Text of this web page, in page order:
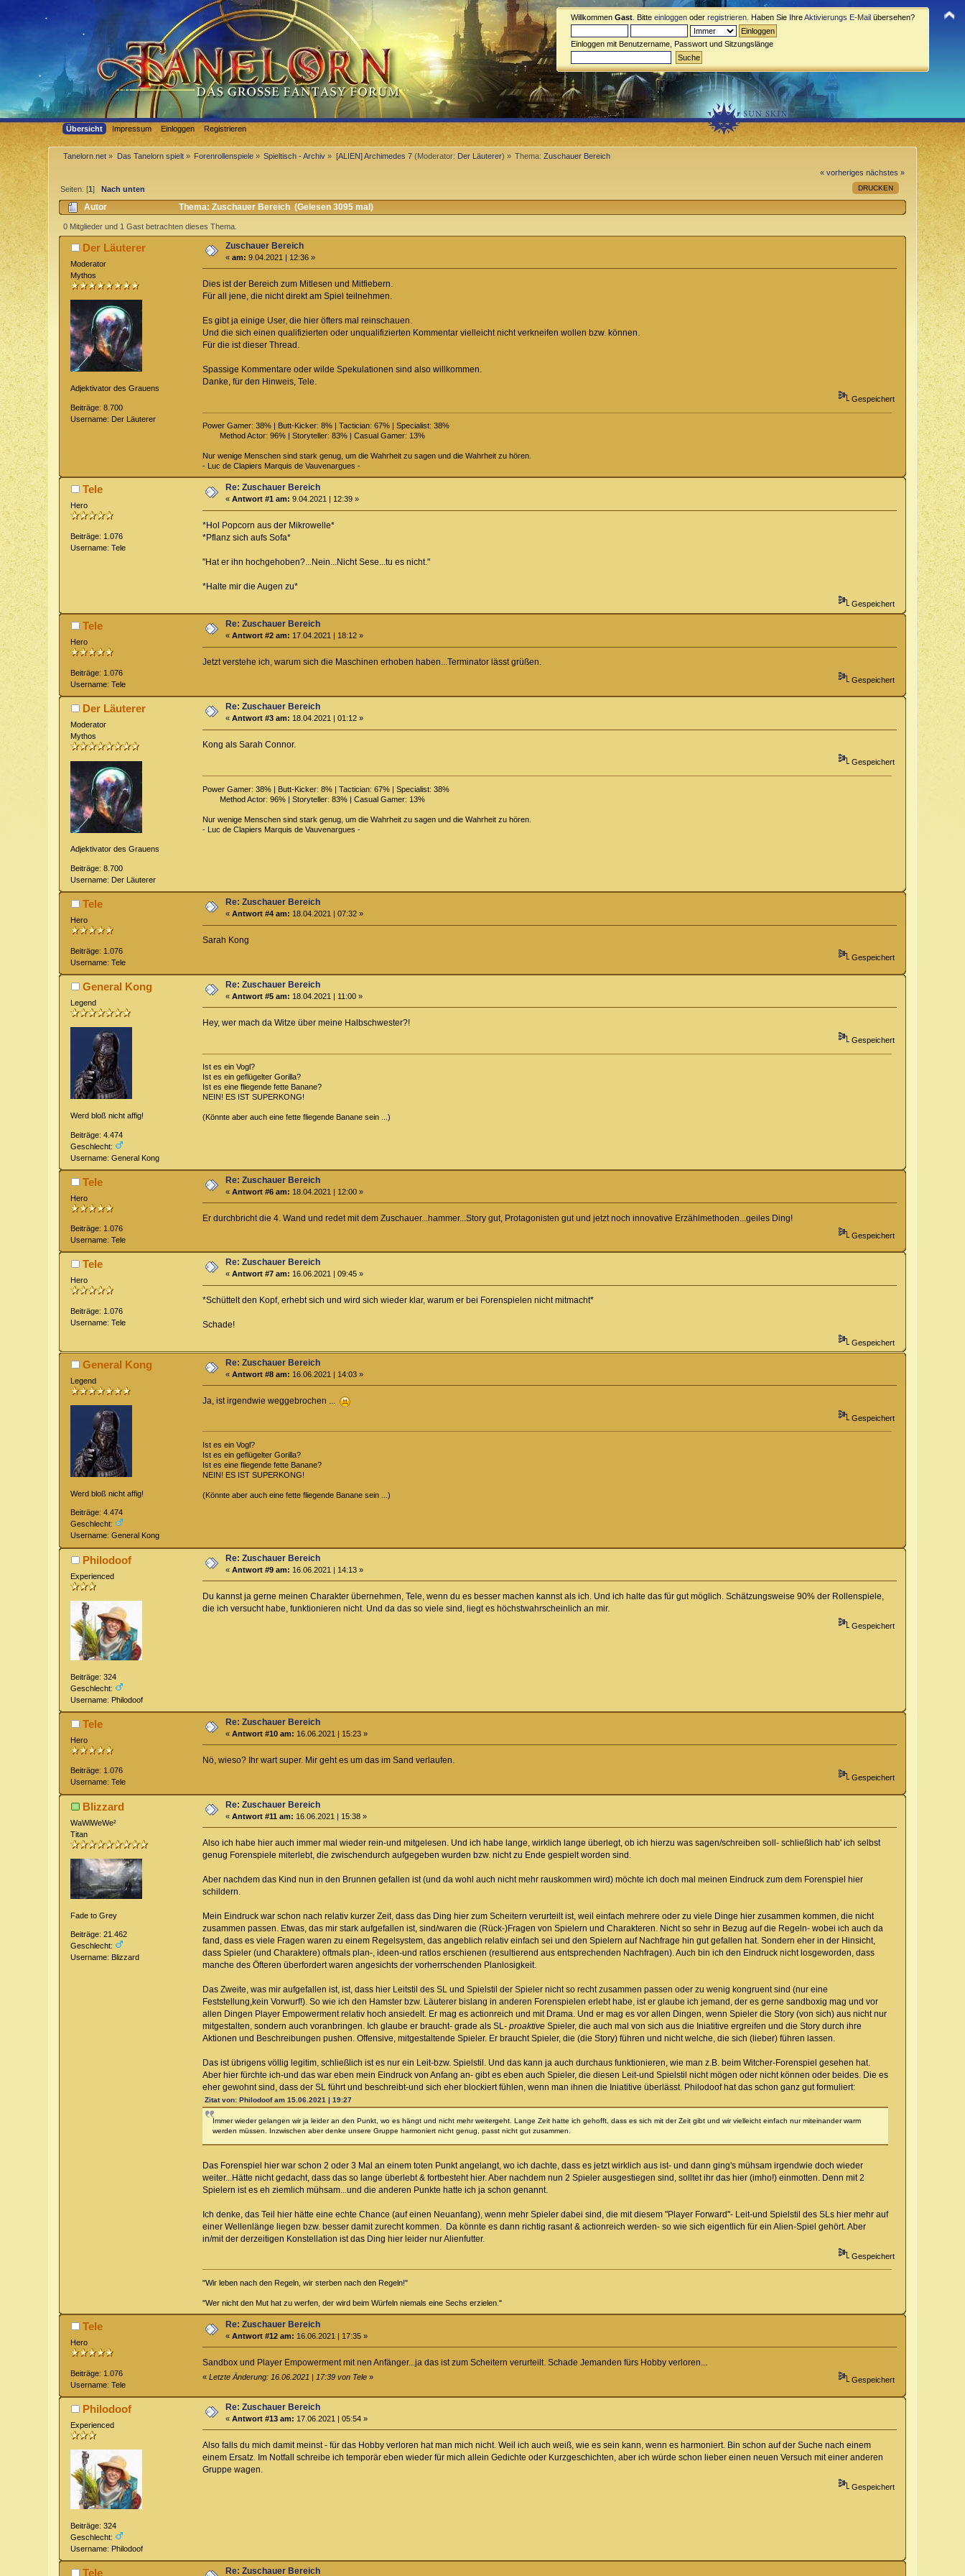
Willkommen Gast . Bitte einloggen oder registrieren . Haben Sie IhreAktivierungs E-Mail übersehen?
Einloggen mit Benutzername, Passwort und Sitzungslänge
Übersicht Impressum Einloggen Registrieren
Tanelorn.net » Das Tanelorn spielt» Forenrollenspiele » Spieltisch - Archiv » [ALIEN] Archimedes 7(Moderator: Der Läuterer) » Thema:Zuschauer Bereich
« vorheriges nächstes »
DRUCKEN
Seiten: [1]Nach unten
Autor Thema: Zuschauer Bereich (Gelesen 3095 mal)
0 Mitglieder und 1 Gast betrachten dieses Thema.
Der Läuterer
Moderator
Mythos
Adjektivator des Grauens
Beiträge: 8.700
Username: Der Läuterer
Zuschauer Bereich
«am: 9.04.2021 | 12:36 »
Dies ist der Bereich zum Mitlesen und Mitfiebern.
Für all jene, die nicht direkt am Spiel teilnehmen.
Es gibt ja einige User, die hier öfters mal reinschauen.
Und die sich einen qualifizierten oder unqualifizierten Kommentar vielleicht nicht verkneifen wollen bzw. können.
Für die ist dieser Thread.
Spassige Kommentare oder wilde Spekulationen sind also willkommen.
Danke, für den Hinweis, Tele.
Gespeichert
Power Gamer: 38% | Butt-Kicker: 8% | Tactician: 67% | Specialist: 38%
Method Actor: 96% | Storyteller: 83% | Casual Gamer: 13%
Nur wenige Menschen sind stark genug, um die Wahrheit zu sagen und die Wahrheit zu hören.
- Luc de Clapiers Marquis de Vauvenargues -
Tele
Hero
Beiträge: 1.076
Username: Tele
Re: Zuschauer Bereich
«Antwort #1 am: 9.04.2021 | 12:39 »
*Hol Popcorn aus der Mikrowelle*
*Pflanz sich aufs Sofa*
"Hat er ihn hochgehoben?...Nein...Nicht Sese...tu es nicht."
*Halte mir die Augen zu*
Gespeichert
Tele
Hero
Beiträge: 1.076
Username: Tele
Re: Zuschauer Bereich
«Antwort #2 am: 17.04.2021 | 18:12 »
Jetzt verstehe ich, warum sich die Maschinen erhoben haben...Terminator lässt grüßen.
Gespeichert
Der Läuterer
Moderator
Mythos
Adjektivator des Grauens
Beiträge: 8.700
Username: Der Läuterer
Re: Zuschauer Bereich
«Antwort #3 am: 18.04.2021 | 01:12 »
Kong als Sarah Connor.
Gespeichert
Power Gamer: 38% | Butt-Kicker: 8% | Tactician: 67% | Specialist: 38%
Method Actor: 96% | Storyteller: 83% | Casual Gamer: 13%
Nur wenige Menschen sind stark genug, um die Wahrheit zu sagen und die Wahrheit zu hören.
- Luc de Clapiers Marquis de Vauvenargues -
Tele
Hero
Beiträge: 1.076
Username: Tele
Re: Zuschauer Bereich
«Antwort #4 am: 18.04.2021 | 07:32 »
Sarah Kong
Gespeichert
General Kong
Legend
Werd bloß nicht affig!
Beiträge: 4.474
Geschlecht:
Username: General Kong
Re: Zuschauer Bereich
«Antwort #5 am: 18.04.2021 | 11:00 »
Hey, wer mach da Witze über meine Halbschwester?!
Gespeichert
Ist es ein Vogl?
Ist es ein geflügelter Gorilla?
Ist es eine fliegende fette Banane?
NEIN! ES IST SUPERKONG!
(Könnte aber auch eine fette fliegende Banane sein ...)
Tele
Hero
Beiträge: 1.076
Username: Tele
Re: Zuschauer Bereich
«Antwort #6 am: 18.04.2021 | 12:00 »
Er durchbricht die 4. Wand und redet mit dem Zuschauer...hammer...Story gut, Protagonisten gut und jetzt noch innovative Erzählmethoden...geiles Ding!
Gespeichert
Tele
Hero
Beiträge: 1.076
Username: Tele
Re: Zuschauer Bereich
«Antwort #7 am: 16.06.2021 | 09:45 »
*Schüttelt den Kopf, erhebt sich und wird sich wieder klar, warum er bei Forenspielen nicht mitmacht*
Schade!
Gespeichert
General Kong
Legend
Werd bloß nicht affig!
Beiträge: 4.474
Geschlecht:
Username: General Kong
Re: Zuschauer Bereich
«Antwort #8 am: 16.06.2021 | 14:03 »
Ja, ist irgendwie weggebrochen ...
Gespeichert
Ist es ein Vogl?
Ist es ein geflügelter Gorilla?
Ist es eine fliegende fette Banane?
NEIN! ES IST SUPERKONG!
(Könnte aber auch eine fette fliegende Banane sein ...)
Philodoof
Experienced
Beiträge: 324
Geschlecht:
Username: Philodoof
Re: Zuschauer Bereich
«Antwort #9 am: 16.06.2021 | 14:13 »
Du kannst ja gerne meinen Charakter übernehmen, Tele, wenn du es besser machen kannst als ich. Und ich halte das für gut möglich. Schätzungsweise 90% der Rollenspiele,
die ich versucht habe, funktionieren nicht. Und da das so viele sind, liegt es höchstwahrscheinlich an mir.
Gespeichert
Tele
Hero
Beiträge: 1.076
Username: Tele
Re: Zuschauer Bereich
«Antwort #10 am: 16.06.2021 | 15:23 »
Nö, wieso? Ihr wart super. Mir geht es um das im Sand verlaufen.
Gespeichert
Blizzard
WaWiWeWe²
Titan
Fade to Grey
Beiträge: 21.462
Geschlecht:
Username: Blizzard
Re: Zuschauer Bereich
«Antwort #11 am: 16.06.2021 | 15:38 »
Also ich habe hier auch immer mal wieder rein-und mitgelesen. Und ich habe lange, wirklich lange überlegt, ob ich hierzu was sagen/schreiben soll- schließlich hab' ich selbst
genug Forenspiele miterlebt, die zwischendurch aufgegeben wurden bzw. nicht zu Ende gespielt worden sind.
Aber nachdem das Kind nun in den Brunnen gefallen ist (und da wohl auch nicht mehr rauskommen wird) möchte ich doch mal meinen Eindruck zum dem Forenspiel hier
schildern.
Mein Eindruck war schon nach relativ kurzer Zeit, dass das Ding hier zum Scheitern verurteilt ist, weil einfach mehrere oder zu viele Dinge hier zusammen kommen, die nicht
zusammen passen. Etwas, das mir stark aufgefallen ist, sind/waren die (Rück-)Fragen von Spielern und Charakteren. Nicht so sehr in Bezug auf die Regeln- wobei ich auch da
fand, dass es viele Fragen waren zu einem Regelsystem, das angeblich relativ einfach sei und den Spielern auf Nachfrage hin gut gefallen hat. Sondern eher in der Hinsicht,
dass Spieler (und Charaktere) oftmals plan-, ideen-und ratlos erschienen (resultierend aus entsprechenden Nachfragen). Auch bin ich den Eindruck nicht losgeworden, dass
manche des Öfteren überfordert waren angesichts der vorherrschenden Planlosigkeit.
Das Zweite, was mir aufgefallen ist, ist, dass hier Leitstil des SL und Spielstil der Spieler nicht so recht zusammen passen oder zu wenig kongruent sind (nur eine
Feststellung,kein Vorwurf!). So wie ich den Hamster bzw. Läuterer bislang in anderen Forenspielen erlebt habe, ist er glaube ich jemand, der es gerne sandboxig mag und vor
allen Dingen Player Empowerment relativ hoch ansiedelt. Er mag es actionreich und mit Drama. Und er mag es vor allen Dingen, wenn Spieler die Story (von sich) aus nicht nur
mitgestalten, sondern auch voranbringen. Ich glaube er braucht- grade als SL- proaktiveSpieler, die auch mal von sich aus die Iniatitive ergreifen und die Story durch ihre
Aktionen und Beschreibungen pushen. Offensive, mitgestaltende Spieler. Er braucht Spieler, die (die Story) führen und nicht welche, die sich (lieber) führen lassen.
Das ist übrigens völlig legitim, schließlich ist es nur ein Leit-bzw. Spielstil. Und das kann ja auch durchaus funktionieren, wie man z.B. beim Witcher-Forenspiel gesehen hat.
Aber hier fürchte ich-und das war eben mein Eindruck von Anfang an- gibt es eben auch Spieler, die diesen Leit-und Spielstil nicht mögen oder nicht können oder beides. Die es
eher gewohnt sind, dass der SL führt und beschreibt-und sich eher blockiert fühlen, wenn man ihnen die Iniatitive überlässt. Philodoof hat das schon ganz gut formuliert:
Zitat von: Philodoof am 15.06.2021 | 19:27
Immer wieder gelangen wir ja leider an den Punkt, wo es hängt und nicht mehr weitergeht. Lange Zeit hatte ich gehofft, dass es sich mit der Zeit gibt und wir vielleicht einfach nur miteinander warm
werden müssen. Inzwischen aber denke unsere Gruppe harmoniert nicht genug, passt nicht gut zusammen.
Das Forenspiel hier war schon 2 oder 3 Mal an einem toten Punkt angelangt, wo ich dachte, dass es jetzt wirklich aus ist- und dann ging's mühsam irgendwie doch wieder
weiter...Hätte nicht gedacht, dass das so lange überlebt & fortbesteht hier. Aber nachdem nun 2 Spieler ausgestiegen sind, solltet ihr das hier (imho!) einmotten. Denn mit 2
Spielern ist es eh ziemlich mühsam...und die anderen Punkte hatte ich ja schon genannt.
Ich denke, das Teil hier hätte eine echte Chance (auf einen Neuanfang), wenn mehr Spieler dabei sind, die mit diesem "Player Forward"- Leit-und Spielstil des SLs hier mehr auf
einer Wellenlänge liegen bzw. besser damit zurecht kommen. Da könnte es dann richtig rasant & actionreich werden- so wie sich eigentlich für ein Alien-Spiel gehört. Aber
in/mit der derzeitigen Konstellation ist das Ding hier leider nur Alienfutter.
Gespeichert
"Wir leben nach den Regeln, wir sterben nach den Regeln!"
"Wer nicht den Mut hat zu werfen, der wird beim Würfeln niemals eine Sechs erzielen."
Tele
Hero
Beiträge: 1.076
Username: Tele
Re: Zuschauer Bereich
«Antwort #12 am: 16.06.2021 | 17:35 »
Sandbox und Player Empowerment mit nen Anfänger...ja das ist zum Scheitern verurteilt. Schade Jemanden fürs Hobby verloren...
« Letzte Änderung: 16.06.2021 | 17:39 von Tele» Gespeichert
Philodoof
Experienced
Beiträge: 324
Geschlecht:
Username: Philodoof
Re: Zuschauer Bereich
«Antwort #13 am: 17.06.2021 | 05:54 »
Also falls du mich damit meinst - für das Hobby verloren hat man mich nicht. Weil ich auch weiß, wie es sein kann, wenn es harmoniert. Bin schon auf der Suche nach einem
einem Ersatz. Im Notfall schreibe ich temporär eben wieder für mich allein Gedichte oder Kurzgeschichten, aber ich würde schon lieber einen neuen Versuch mit einer anderen
Gruppe wagen.
Gespeichert
Tele Re: Zuschauer Bereich